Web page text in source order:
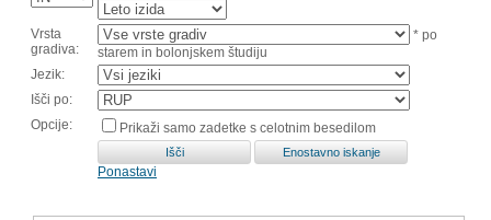
Vrsta
gradiva:
* po
starem in bolonjskem študiju
Jezik:
Išči po:
Opcije:
Prikaži samo zadetke s celotnim besedilom
Ponastavi